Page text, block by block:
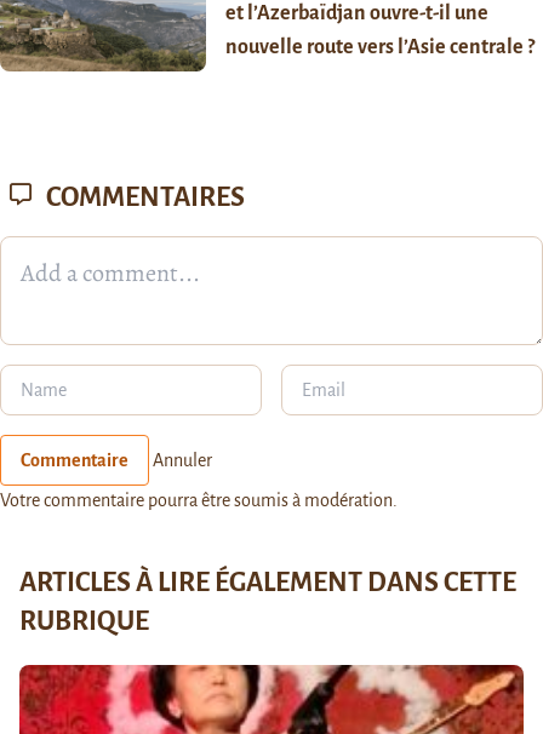
et l’Azerbaïdjan ouvre-t-il une
nouvelle route vers l’Asie centrale ?
COMMENTAIRES
Commentaire Annuler
Votre commentaire pourra être soumis à modération.
ARTICLES À LIRE ÉGALEMENT DANS CETTE
RUBRIQUE